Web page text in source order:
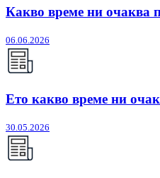
Какво време ни очаква
06.06.2026
Ето какво време ни
30.05.2026